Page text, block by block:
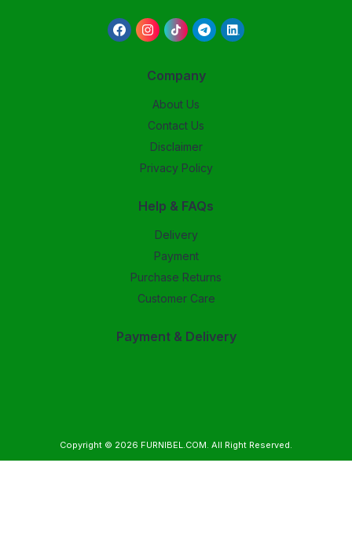
Company
About Us
Contact Us
Disclaimer
Privacy Policy
Help & FAQs
Delivery
Payment
Purchase Returns
Customer Care
Payment & Delivery
Copyright © 2026 FURNIBEL.COM. All Right Reserved.